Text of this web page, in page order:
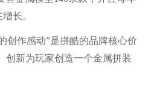
长。
作感动”是拼酷的品牌核心价
创新为玩家创造一个金属拼装